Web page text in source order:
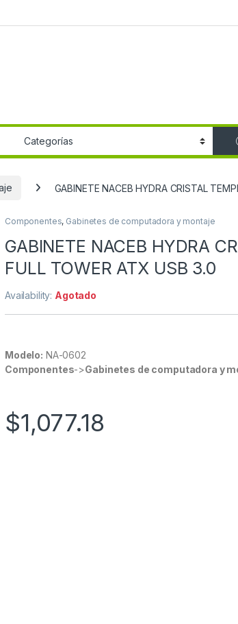
GABINETE NACEB HYDRA CRISTAL
Componentes, Gabinetes de computadora y montaje
GABINETE NACEB HYDRA
FULL TOWER ATX USB 3.0
Availability: Agotado
Modelo: NA-0602
Componentes->Gabinetes de computadora y
$1,077.18